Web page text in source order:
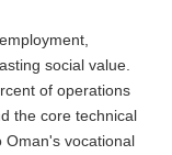
social value.
of operations
the core technical
vocational